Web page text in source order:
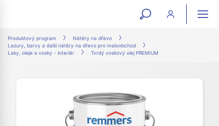
open
form
Produktový program
Nátěry na dřevo
Lazury, barvy a další nátěry na dřevo pro maloobchod
Laky, oleje a vosky - interiér
Tvrdý voskový olej PREMIUM